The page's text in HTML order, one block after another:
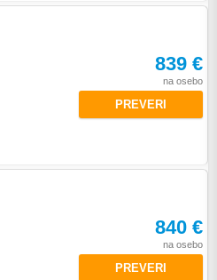
839 €
na osebo
PREVERI
840 €
na osebo
PREVERI